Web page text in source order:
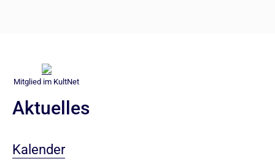
Mitglied im KultNet
Aktuelles
Kalender